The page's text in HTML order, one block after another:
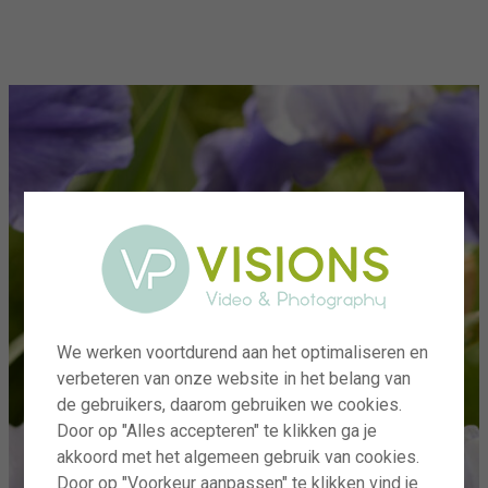
We werken voortdurend aan het optimaliseren en
verbeteren van onze website in het belang van
de gebruikers, daarom gebruiken we cookies.
Door op "Alles accepteren" te klikken ga je
akkoord met het algemeen gebruik van cookies.
Door op "Voorkeur aanpassen" te klikken vind je